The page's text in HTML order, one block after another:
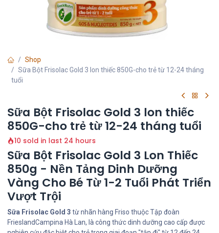
Shop
Sữa Bột Frisolac Gold 3 lon thiếc 850G-cho trẻ từ 12-24 tháng
tuổi
Sữa Bột Frisolac Gold 3 lon thiếc
850G-cho trẻ từ 12-24 tháng tuổi
10 sold in last 24 hours
Sữa Bột Frisolac Gold 3 Lon Thiếc
850g - Nền Tảng Dinh Dưỡng
Vàng Cho Bé Từ 1-2 Tuổi Phát Triển
Vượt Trội
Sữa Frisolac Gold 3 từ nhãn hàng Friso thuộc Tập đoàn
FrieslandCampina Hà Lan, là công thức dinh dưỡng cao cấp được